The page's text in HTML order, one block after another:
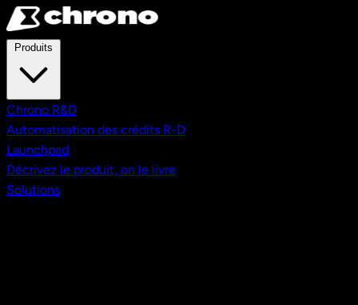
Aller au contenu principal
Chrono R&D
Automatisation des crédits R-D
Launchpad
Décrivez le produit, on le livre
Solutions